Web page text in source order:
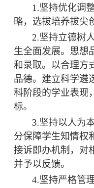
1.坚持优化调
略，选拔培养拔尖
2.坚持立德树
生全面发展。思想
和录取。以合理方
品德。建立科学遴
科阶段的学业表现
标。
3.坚持以人为
分保障学生知情权
接诉即办机制，对
并予以反馈。
4.坚持严格管